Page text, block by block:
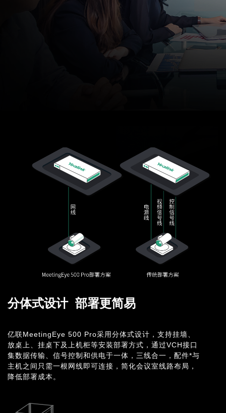
分体式设计 部署更简易
亿联MeetingEye 500 Pro采用分体式设计，支持挂墙、
放桌上、挂桌下及上机柜等安装部署方式，通过VCH接口
集数据传输、信号控制和供电于一体，三线合一，配件*与
主机之间只需一根网线即可连接，简化会议室线路布局，
降低部署成本。